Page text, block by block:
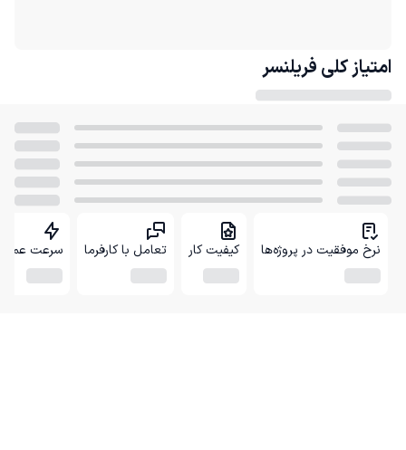
امتیاز کلی فریلنسر
نرخ موفقیت در پروژه‌ها کیفیت کار تعامل با کارفرما سرعت عمل